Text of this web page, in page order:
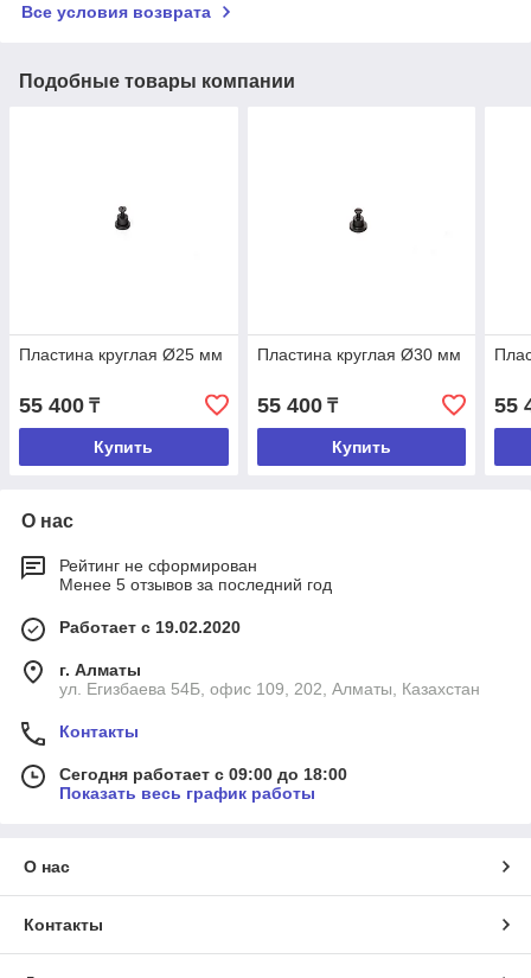
Все условия возврата
Подобные товары компании
Пластина круглая Ø25 мм
55 400 ₸
Купить
Пластина круглая Ø30 мм
55 400₸
Купить
55
О нас
Рейтинг не сформирован
Менее 5 отзывов за последний год
Работает с 19.02.2020
г. Алматы
ул. Егизбаева 54Б, офис 109, 202, Алматы, Казахстан
Контакты
Сегодня работает с 09:00 до 18:00
Показать весь график работы
О нас
Контакты